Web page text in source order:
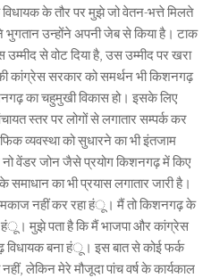
के तौर पर मुझे जो वेतन-भत्ते मिलते
भुगतान उन्होंने अपनी जेब से किया है। टाक
से वोट दिया है, उस उम्मीद पर खरा
कांग्रेस सरकार को समर्थन भी किशनगढ़
का चहुमुखी विकास हो। इसके लिए
स्तर पर लोगों से लगातार सम्पर्क कर
व्यवस्था को सुधारने का भी इंतजाम
नो वेंडर जोन जैसे प्रयोग किशनगढ़ में किए
समाधान का भी प्रयास लगातार जारी है।
नहीं कर रहा हंू। मैं तो किशनगढ़ के
हंू। मुझे पता है कि मैं भाजपा और कांग्रेस
विधायक बना हंू। इस बात से कोई फर्क
लेकिन मेरे मौजूदा पांच वर्ष के कार्यकाल